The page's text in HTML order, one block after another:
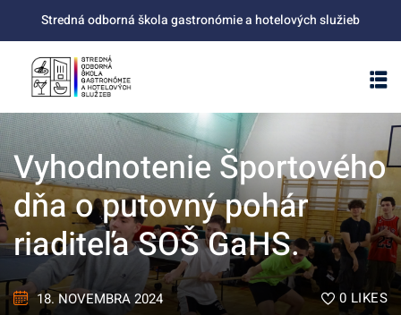
Stredná odborná škola gastronómie a hotelových služieb
Vyhodnotenie Športového
dňa o putovný pohár
riaditeľa SOŠ GaHS.
18. NOVEMBRA 2024 0 LIKES